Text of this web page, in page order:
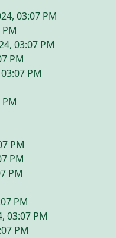
03:07 PM
03:07 PM
PM
PM
PM
PM
PM
PM
03:07 PM
PM